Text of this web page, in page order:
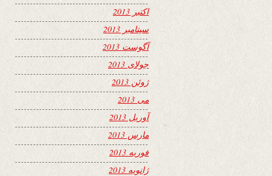
اکتبر 2013
سپتامبر 2013
آگوست 2013
جولای 2013
ژوئن 2013
می 2013
آوریل 2013
مارس 2013
فوریه 2013
ژانویه 2013